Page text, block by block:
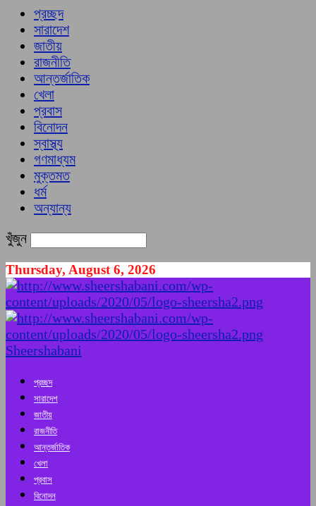
প্রচ্ছদ
সারাদেশ
জাতীয়
রাজনীতি
আন্তর্জাতিক
খেলা
প্রবাস
বিনোদন
স্বাস্থ্য
গণমাধ্যম
মুক্তমত
ধর্ম
অন্যান্য
খুঁজুন
Thursday, August 6, 2026
Sheershabani
প্রচ্ছদ
সারাদেশ
জাতীয়
রাজনীতি
আন্তর্জাতিক
খেলা
প্রবাস
বিনোদন